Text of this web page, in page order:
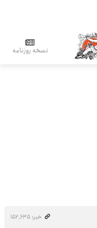
نسخه روزنامه
خبر: ۱۵۲٬۶۳۵